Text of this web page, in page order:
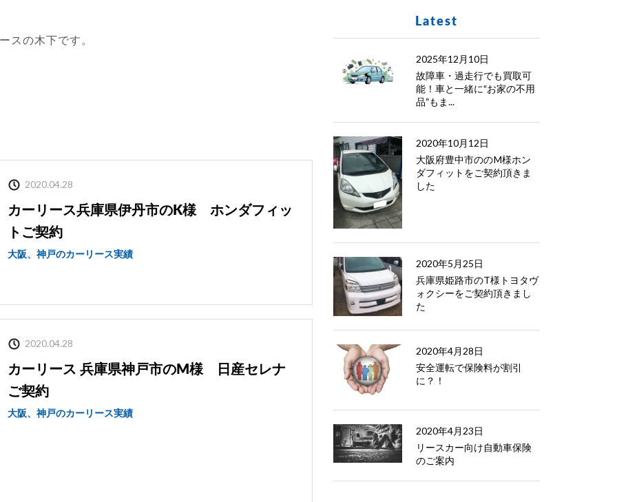
スの木下です。
2020.04.28
カーリース兵庫県伊丹市のK様 ホンダフィッ
トご契約
大阪、神戸のカーリース実績
2020.04.28
カーリース 兵庫県神戸市のM様 日産セレナ
ご契約
大阪、神戸のカーリース実績
Latest
2025年12月10日
故障車・過走行でも買取可
能！車と一緒に“お家の不用
品”もま...
2020年10月12日
大阪府豊中市ののM様ホン
ダフィットをご契約頂きま
した
2020年5月25日
兵庫県姫路市のT様トヨタヴ
ォクシーをご契約頂きまし
た
2020年4月28日
安全運転で保険料が割引
に？！
2020年4月23日
リースカー向け自動車保険
のご案内